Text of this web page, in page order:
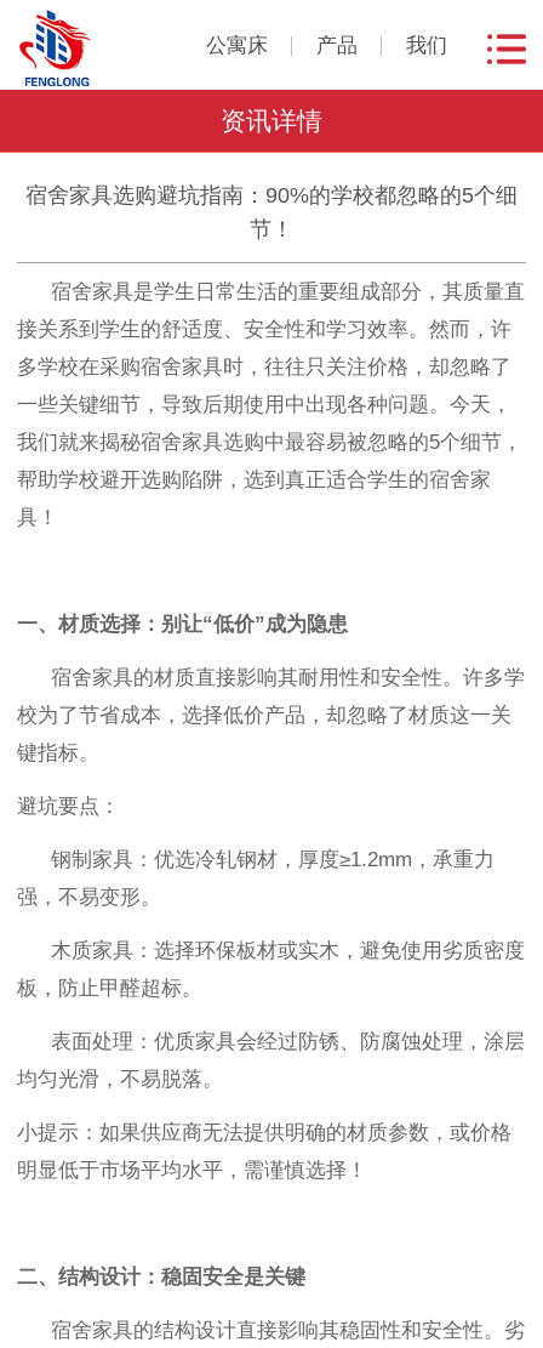
公寓床 产品 我们
资讯详情
宿舍家具选购避坑指南：90%的学校都忽略的5个细
节！
宿舍家具是学生日常生活的重要组成部分，其质量直
接关系到学生的舒适度、安全性和学习效率。然而，许
多学校在采购宿舍家具时，往往只关注价格，却忽略了
一些关键细节，导致后期使用中出现各种问题。今天，
我们就来揭秘宿舍家具选购中最容易被忽略的5个细节，
帮助学校避开选购陷阱，选到真正适合学生的宿舍家
具！
一、材质选择：别让“低价”成为隐患
宿舍家具的材质直接影响其耐用性和安全性。许多学
校为了节省成本，选择低价产品，却忽略了材质这一关
键指标。
避坑要点：
钢制家具 ：优选冷轧钢材，厚度≥1.2mm ，承重力
强，不易变形。
木质家具 ：选择环保板材或实木，避免使用劣质密度
板，防止甲醛超标。
表面处理 ：优质家具会经过防锈、防腐蚀处理，涂层
均匀光滑，不易脱落。
小提示 ：如果供应商无法提供明确的材质参数，或价格
明显低于市场平均水平，需谨慎选择！
二、结构设计：稳固安全是关键
宿舍家具的结构设计直接影响其稳固性和安全性。劣